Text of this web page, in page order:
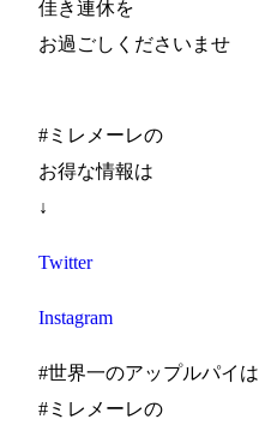
佳き連休を
お過ごしくださいませ
#ミレメーレの
お得な情報は
↓
Twitter
Instagram
#世界一のアップルパイは
#ミレメーレの